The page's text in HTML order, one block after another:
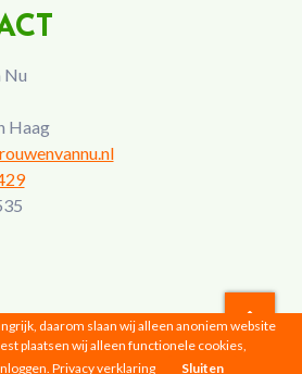
Nu
Haag
© 2026 |Privacyverklaring
daarom slaan wij alleen anoniem website
plaatsen wij alleen functionele cookies,
Privacy verklaring Sluiten